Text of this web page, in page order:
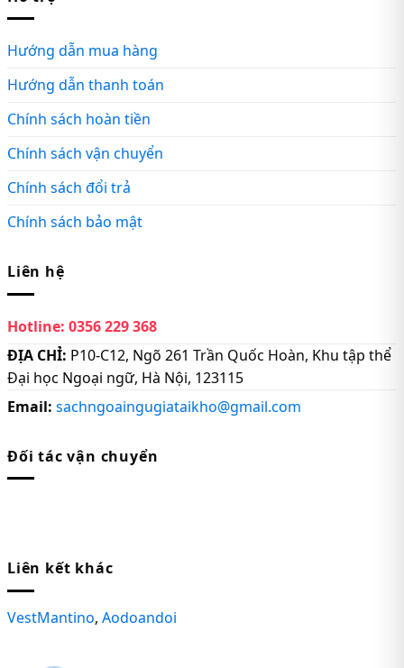
Hướng dẫn mua hàng
Hướng dẫn thanh toán
Chính sách hoàn tiền
Chính sách vận chuyển
Chính sách đổi trả
Chính sách bảo mật
Liên hệ
Hotline: 0356 229 368
ĐỊA CHỈ: P10-C12, Ngõ 261 Trần Quốc Hoàn, Khu tập thể
Đại học Ngoại ngữ, Hà Nội, 123115
Email: sachngoaingugiataikho@gmail.com
Đối tác vận chuyển
Liên kết khác
VestMantino, Aodoandoi